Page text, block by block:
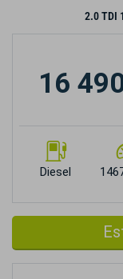
2.0 TDI
Diesel
16